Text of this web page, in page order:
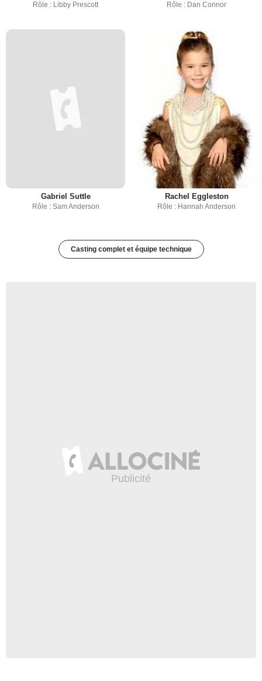
Rôle : Libby Prescott Rôle : Dan Connor
Gabriel Suttle
Rôle : Sam Anderson
Rachel Eggleston
Rôle : Hannah Anderson
Casting complet et équipe technique